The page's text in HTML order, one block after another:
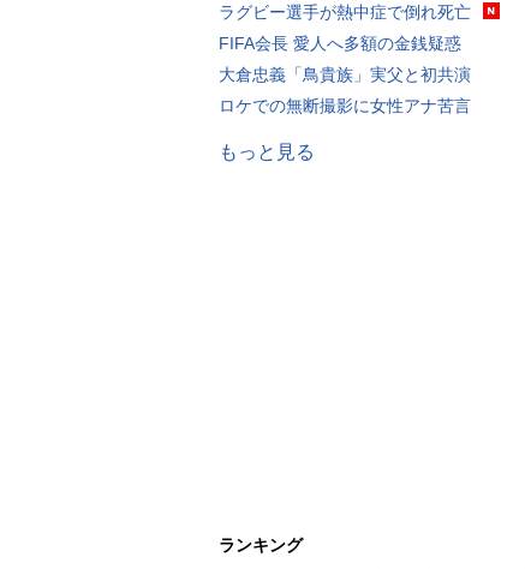
ラグビー選手が熱中症で倒れ死亡
FIFA会長 愛人へ多額の金銭疑惑
大倉忠義「鳥貴族」実父と初共演
ロケでの無断撮影に女性アナ苦言
もっと見る
ランキング